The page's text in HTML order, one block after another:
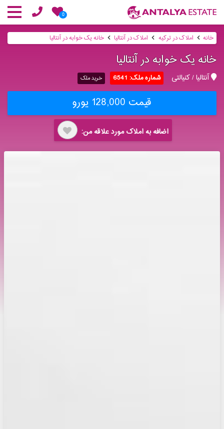
0
خانه املاک در ترکیه املاک در آنتالیا خانه یک خوابه در آنتالیا
خانه یک خوابه در آنتالیا
آنتالیا / کنیالتی شماره ملک: 6541 خرید ملک
قیمت 128,000 یورو
اضافه به املاک مورد علاقه من: